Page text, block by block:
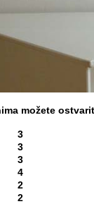
možete
3
3
3
4
2
2